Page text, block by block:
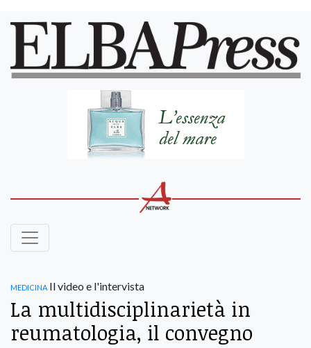
medicina Il video e l'intervista
La multidisciplinarietà in
reumatologia, il convegno